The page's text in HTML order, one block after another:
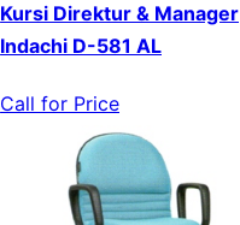
Kursi Direktur & Manager
Indachi D-581 AL
Call for Price